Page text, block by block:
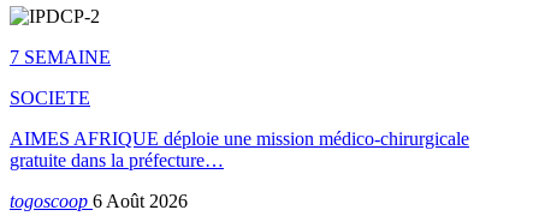
7 SEMAINE
SOCIETE
AIMES AFRIQUE déploie une mission médico-chirurgicale
gratuite dans la préfecture…
togoscoop 6 Août 2026